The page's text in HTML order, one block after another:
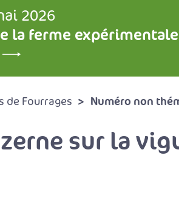
2026
la ferme
de Fourrages Numéro non
sur la